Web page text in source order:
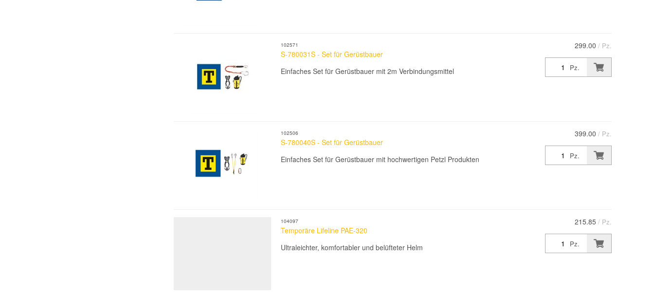
299.00 / Pz.
Pz.
102571
S-780031S - Set für Gerüstbauer
Einfaches Set für Gerüstbauer mit 2m Verbindungsmittel
399.00 / Pz.
Pz.
102506
S-780040S - Set für Gerüstbauer
Einfaches Set für Gerüstbauer mit hochwertigen Petzl Produkten
215.85 / Pz.
Pz.
104097
Temporäre Lifeline PAE-320
Ultraleichter, komfortabler und belüfteter Helm